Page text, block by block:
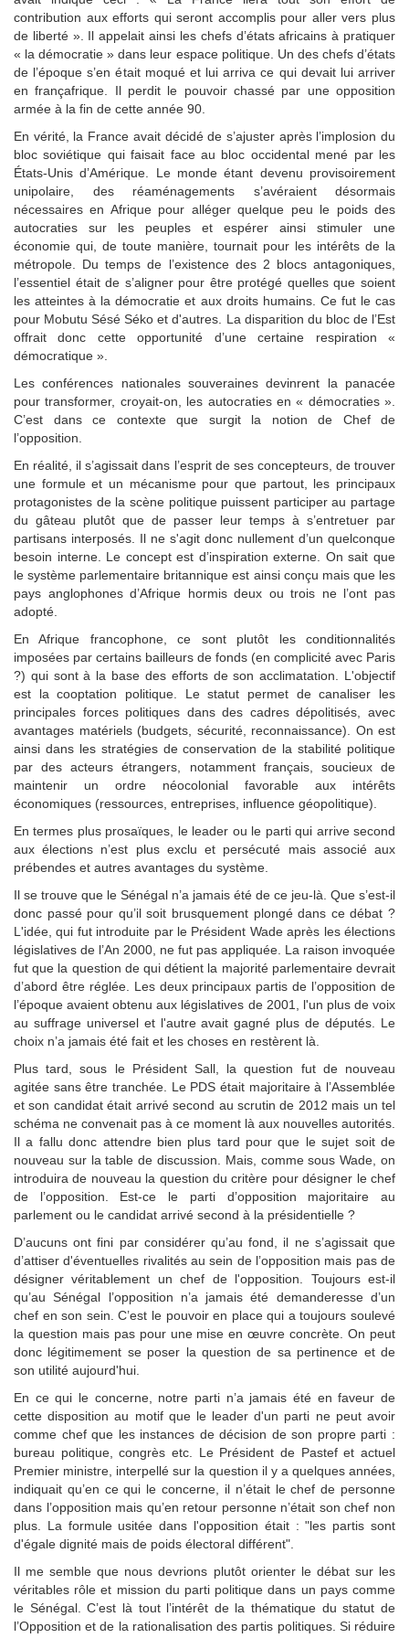
contribution aux efforts qui seront accomplis pour aller vers plus
de liberté ». Il appelait ainsi les chefs d’états africains à pratiquer
« la démocratie » dans leur espace politique. Un des chefs d’états
de l’époque s’en était moqué et lui arriva ce qui devait lui arriver
en françafrique. Il perdit le pouvoir chassé par une opposition
armée à la fin de cette année 90.
En vérité, la France avait décidé de s’ajuster après l’implosion du
bloc soviétique qui faisait face au bloc occidental mené par les
États-Unis d’Amérique. Le monde étant devenu provisoirement
unipolaire, des réaménagements s’avéraient désormais
nécessaires en Afrique pour alléger quelque peu le poids des
autocraties sur les peuples et espérer ainsi stimuler une
économie qui, de toute manière, tournait pour les intérêts de la
métropole. Du temps de l’existence des 2 blocs antagoniques,
l’essentiel était de s’aligner pour être protégé quelles que soient
les atteintes à la démocratie et aux droits humains. Ce fut le cas
pour Mobutu Sésé Séko et d'autres. La disparition du bloc de l’Est
offrait donc cette opportunité d’une certaine respiration «
démocratique ».
Les conférences nationales souveraines devinrent la panacée
pour transformer, croyait-on, les autocraties en « démocraties ».
C’est dans ce contexte que surgit la notion de Chef de
l’opposition.
En réalité, il s’agissait dans l’esprit de ses concepteurs, de trouver
une formule et un mécanisme pour que partout, les principaux
protagonistes de la scène politique puissent participer au partage
du gâteau plutôt que de passer leur temps à s’entretuer par
partisans interposés. Il ne s'agit donc nullement d’un quelconque
besoin interne. Le concept est d’inspiration externe. On sait que
le système parlementaire britannique est ainsi conçu mais que les
pays anglophones d’Afrique hormis deux ou trois ne l’ont pas
adopté.
En Afrique francophone, ce sont plutôt les conditionnalités
imposées par certains bailleurs de fonds (en complicité avec Paris
?) qui sont à la base des efforts de son acclimatation. L'objectif
est la cooptation politique. Le statut permet de canaliser les
principales forces politiques dans des cadres dépolitisés, avec
avantages matériels (budgets, sécurité, reconnaissance). On est
ainsi dans les stratégies de conservation de la stabilité politique
par des acteurs étrangers, notamment français, soucieux de
maintenir un ordre néocolonial favorable aux intérêts
économiques (ressources, entreprises, influence géopolitique).
En termes plus prosaïques, le leader ou le parti qui arrive second
aux élections n’est plus exclu et persécuté mais associé aux
prébendes et autres avantages du système.
Il se trouve que le Sénégal n’a jamais été de ce jeu-là. Que s’est-il
donc passé pour qu’il soit brusquement plongé dans ce débat ?
L'idée, qui fut introduite par le Président Wade après les élections
législatives de l’An 2000, ne fut pas appliquée. La raison invoquée
fut que la question de qui détient la majorité parlementaire devrait
d’abord être réglée. Les deux principaux partis de l’opposition de
l’époque avaient obtenu aux législatives de 2001, l'un plus de voix
au suffrage universel et l'autre avait gagné plus de députés. Le
choix n’a jamais été fait et les choses en restèrent là.
Plus tard, sous le Président Sall, la question fut de nouveau
agitée sans être tranchée. Le PDS était majoritaire à l’Assemblée
et son candidat était arrivé second au scrutin de 2012 mais un tel
schéma ne convenait pas à ce moment là aux nouvelles autorités.
Il a fallu donc attendre bien plus tard pour que le sujet soit de
nouveau sur la table de discussion. Mais, comme sous Wade, on
introduira de nouveau la question du critère pour désigner le chef
de l’opposition. Est-ce le parti d’opposition majoritaire au
parlement ou le candidat arrivé second à la présidentielle ?
D’aucuns ont fini par considérer qu’au fond, il ne s’agissait que
d’attiser d'éventuelles rivalités au sein de l’opposition mais pas de
désigner véritablement un chef de l'opposition. Toujours est-il
qu’au Sénégal l’opposition n’a jamais été demanderesse d’un
chef en son sein. C’est le pouvoir en place qui a toujours soulevé
la question mais pas pour une mise en œuvre concrète. On peut
donc légitimement se poser la question de sa pertinence et de
son utilité aujourd'hui.
En ce qui le concerne, notre parti n’a jamais été en faveur de
cette disposition au motif que le leader d'un parti ne peut avoir
comme chef que les instances de décision de son propre parti :
bureau politique, congrès etc. Le Président de Pastef et actuel
Premier ministre, interpellé sur la question il y a quelques années,
indiquait qu’en ce qui le concerne, il n’était le chef de personne
dans l’opposition mais qu’en retour personne n’était son chef non
plus. La formule usitée dans l'opposition était : "les partis sont
d'égale dignité mais de poids électoral différent".
Il me semble que nous devrions plutôt orienter le débat sur les
véritables rôle et mission du parti politique dans un pays comme
le Sénégal. C’est là tout l’intérêt de la thématique du statut de
l’Opposition et de la rationalisation des partis politiques. Si réduire